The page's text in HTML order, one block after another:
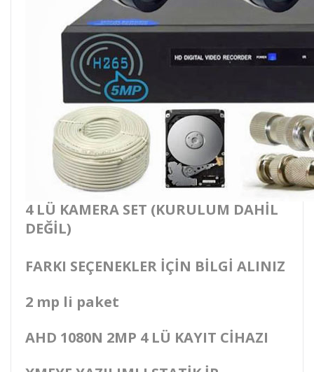
4 LÜ KAMERA SET (KURULUM DAHİL
DEĞİL)
FARKI SEÇENEKLER İÇİN BİLGİ ALINIZ
2 mp li paket
AHD 1080N 2MP 4 LÜ KAYIT CİHAZI